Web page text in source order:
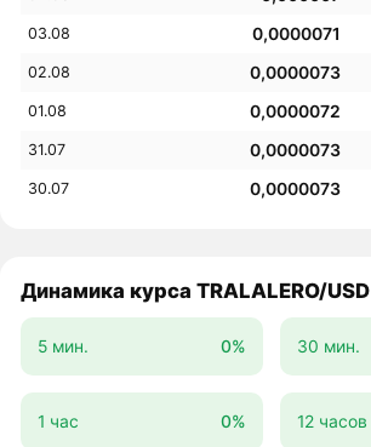
03.08 0,0000071
02.08 0,0000073
01.08 0,0000072
31.07 0,0000073
30.07 0,0000073
Динамика курса TRALALERO/USD
5 мин. 0% 30 мин.
1 час 0% 12 часов